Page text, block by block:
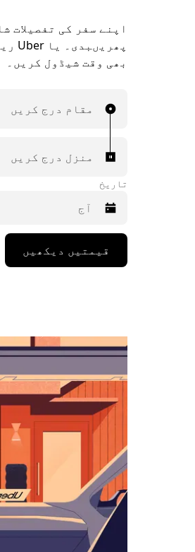
اپنے سفر کی تفصیلات
بھی وقت شیڈول کریں۔
مقام درج کریں
منزل درج کریں
تاریخ
Press
down
the
calendar
select
date.
Press
escape
button
to
close
the
calendar.
قیمتیں دیکھیں